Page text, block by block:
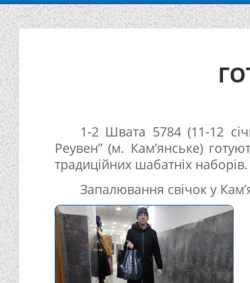
1-2 Швата 5784 (11-12
Реувен” (м. Кам’янське)
традиційних шабатніх наборів.
Запалювання свічок у